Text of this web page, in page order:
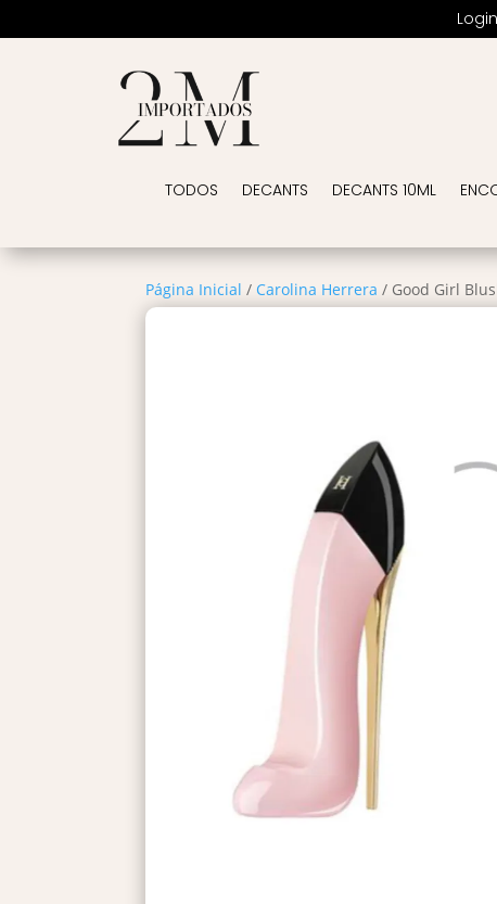
Login
TODOS DECANTS DECANTS 10ML
Página Inicial / Carolina Herrera / Good Girl